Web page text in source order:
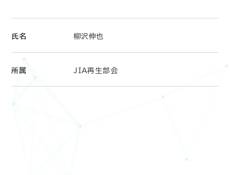
氏名 柳沢伸也
所属 JIA再生部会